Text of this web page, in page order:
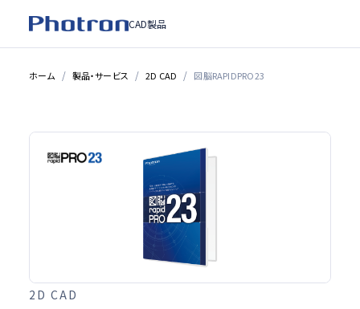
CAD製品
ホーム 製品・サービス 2D CAD 図脳RAPIDPRO23
2D CAD